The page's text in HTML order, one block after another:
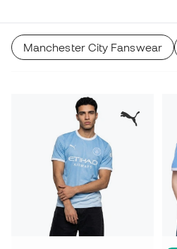
Manchester City Fanswear